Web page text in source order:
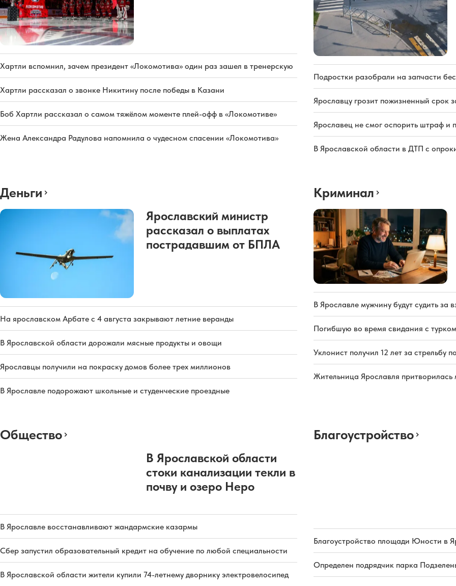
Хартли вспомнил, зачем президент «Локомотива» один раз зашел в тренерскую
Хартли рассказал о звонке Никитину после победы в Казани
Боб Хартли рассказал о самом тяжёлом моменте плей-офф в «Локомотиве»
Жена Александра Радулова напомнила о чудесном спасении «Локомотива»
Подростки разобрали на запчасти
Ярославцу грозит пожизненный срок
Ярославец не смог оспорить штраф и
В Ярославской области в ДТП с
Деньги
Ярославский министр
рассказал о выплатах
пострадавшим от БПЛА
На ярославском Арбате с 4 августа закрывают летние веранды
В Ярославской области дорожали мясные продукты и овощи
Ярославцы получили на покраску домов более трех миллионов
В Ярославле подорожают школьные и студенческие проездные
Криминал
В Ярославле мужчину будут судить за
Погибшую во время свидания с
Уклонист получил 12 лет за стрельбу
Жительница Ярославля
Общество
В Ярославской области
стоки канализации текли в
почву и озеро Неро
В Ярославле восстанавливают жандармские казармы
Сбер запустил образовательный кредит на обучение по любой специальности
В Ярославской области жители купили 74-летнему дворнику электровелосипед
Благоустройство
Благоустройство площади Юности в
Определен подрядчик парка